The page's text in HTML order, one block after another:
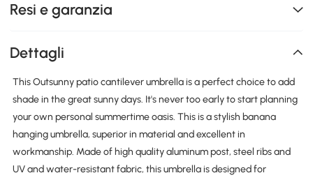
Resi e garanzia
Dettagli
This Outsunny patio cantilever umbrella is a perfect choice to add
shade in the great sunny days. It's never too early to start planning
your own personal summertime oasis. This is a stylish banana
hanging umbrella, superior in material and excellent in
workmanship. Made of high quality aluminum post, steel ribs and
UV and water-resistant fabric, this umbrella is designed for